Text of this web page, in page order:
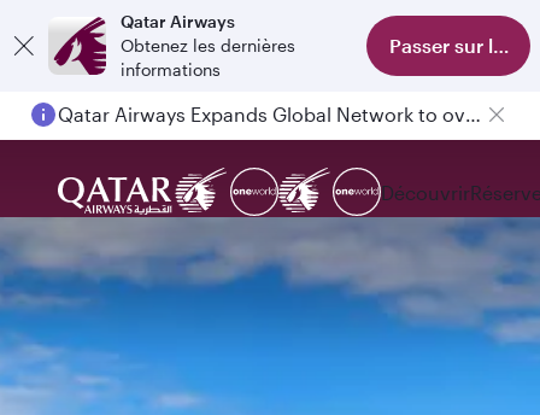
Qatar Airways
Obtenez les dernières
informations
Passer sur
Qatar Airways Expands Global Network to over 160 Destinations
Découvrir